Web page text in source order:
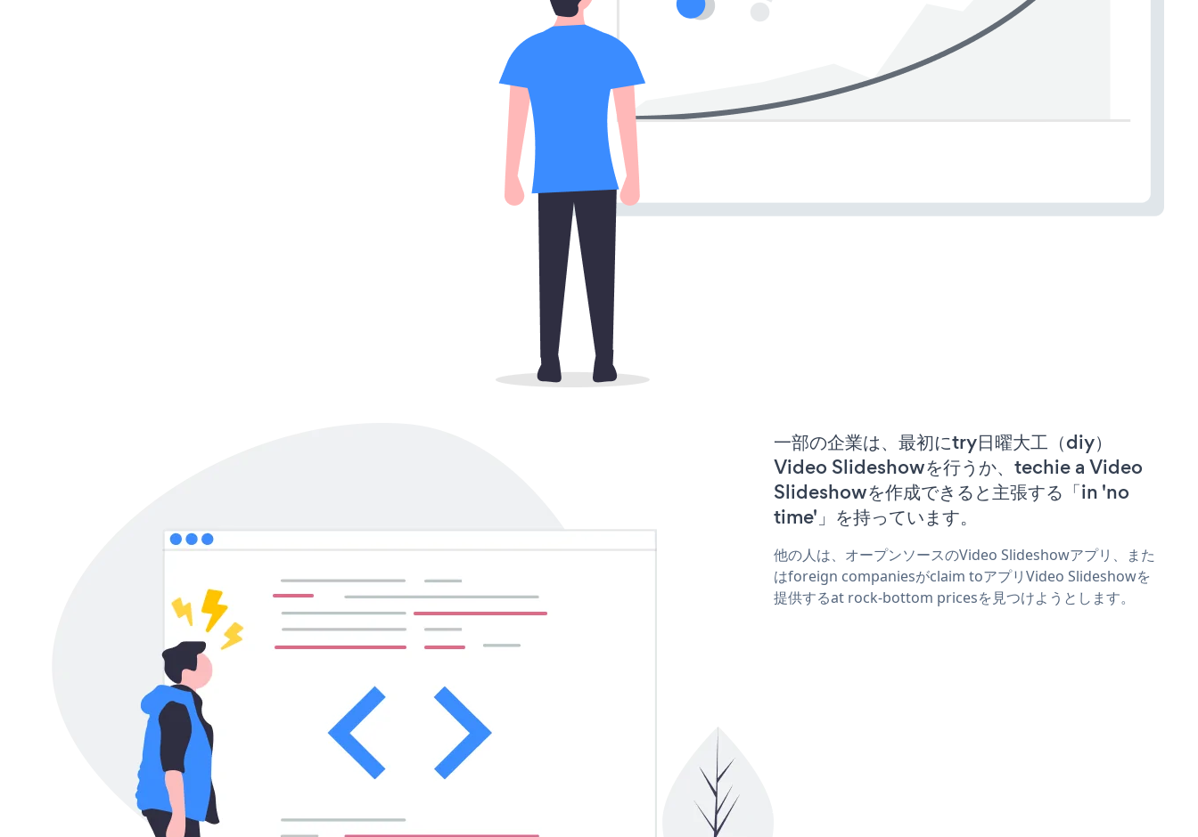
一部の企業は、最初にtry日曜大工（diy）
Video Slideshowを行うか、techie a Video
Slideshowを作成できると主張する「in 'no
time'」を持っています。
他の人は、オープンソースのVideo Slideshowアプリ、また
はforeign companiesがclaim toアプリVideo Slideshowを
提供するat rock-bottom pricesを見つけようとします。